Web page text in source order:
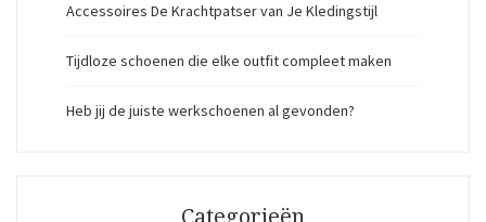
Accessoires De Krachtpatser van Je Kledingstijl
Tijdloze schoenen die elke outfit compleet maken
Heb jij de juiste werkschoenen al gevonden?